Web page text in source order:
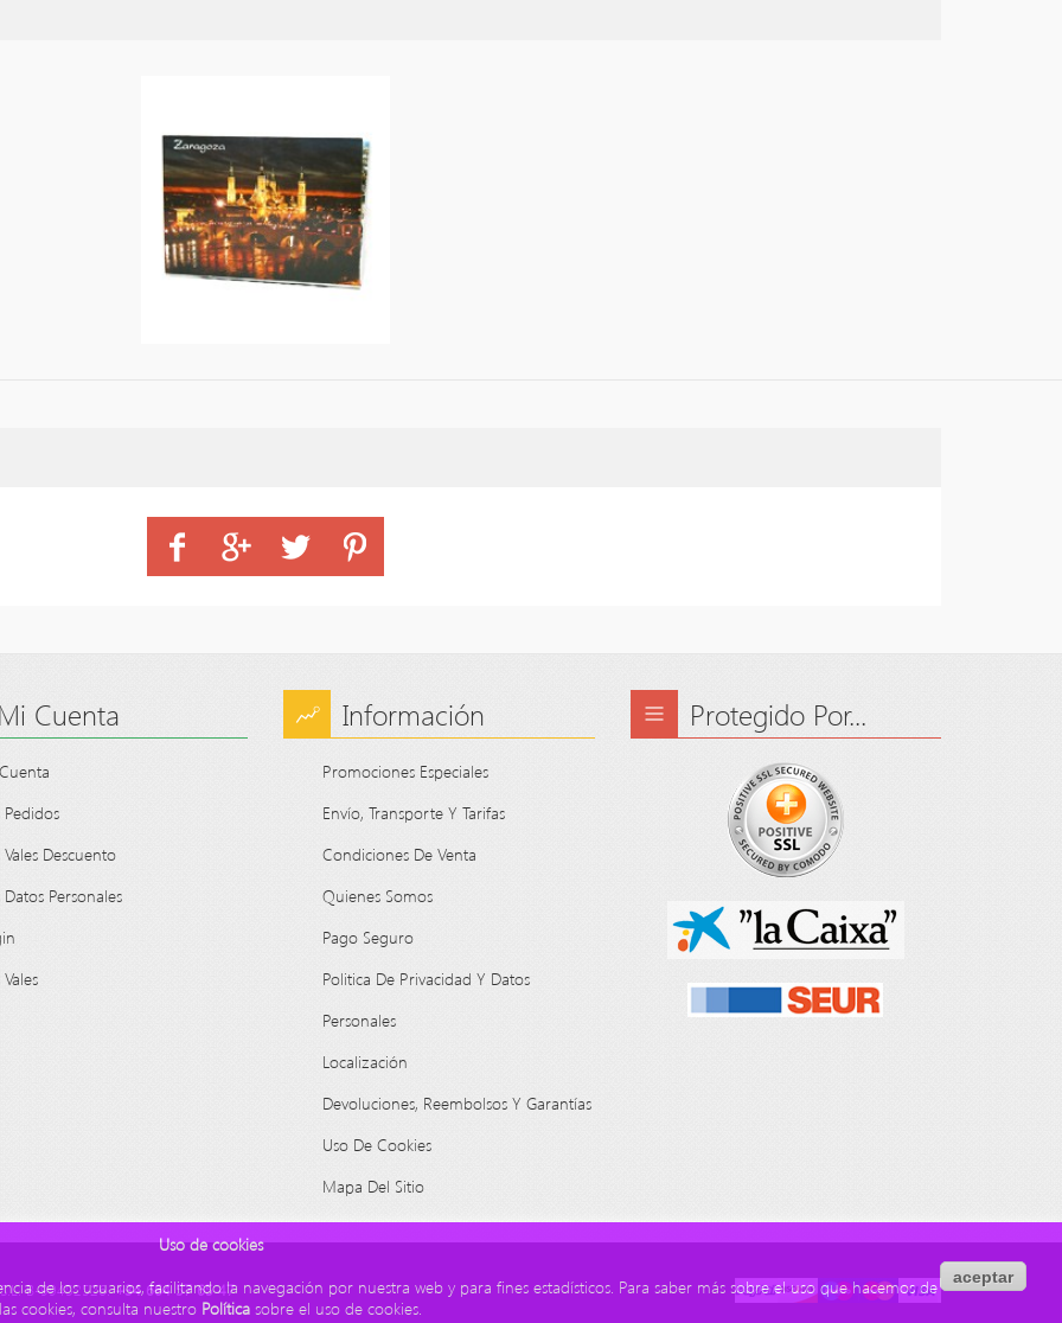
Mi Cuenta
Pedidos
Vales Descuento
Datos Personales
Información
Promociones Especiales
Envío, Transporte Y Tarifas
Condiciones De Venta
Quienes Somos
Pago Seguro
Politica De Privacidad Y Datos
Personales
Localización
Devoluciones, Reembolsos Y Garantías
Uso De Cookies
Mapa Del Sitio
Protegido Por...
B-99452526.+34 664 57 65 47
Uso de cookies
de los usuarios, facilitando la navegación por nuestra web y para fines estadísticos. Para saber más sobre el uso que hacemos de
las cookies, consulta nuestro Política sobre el uso de cookies.
aceptar